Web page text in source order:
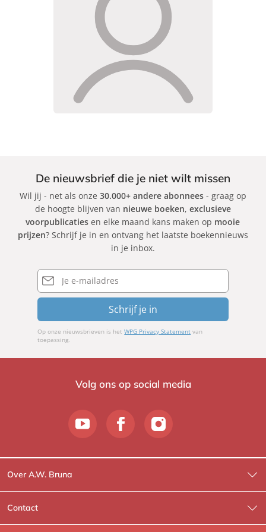
De nieuwsbrief die je niet wilt missen
Wil jij - net als onze 30.000+ andere abonnees- graag op
de hoogte blijven van nieuwe boeken, exclusieve
voorpublicaties en elke maand kans maken op mooie
prijzen? Schrijf je in en ontvang het laatste boekennieuws
in je inbox.
E-
mailadres
Schrijf je in
Op onze nieuwsbrieven is hetWPG Privacy Statement van
toepassing.
Volg ons op social media
Over A.W. Bruna
Wat wij doen
Wie is Wie?
Contact
Contactinformatie